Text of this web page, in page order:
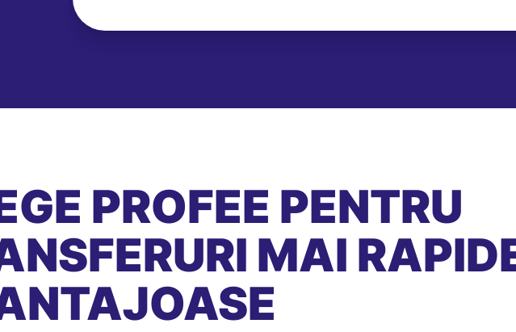
PROFEE PENTRU
MAI